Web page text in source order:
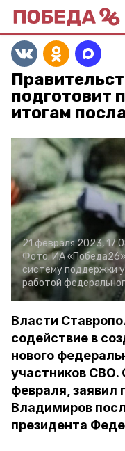
подготовит
итогам
21 февраля 2023,
Фото:ИА
систему поддержки
работой
Власти
содействие в
нового
участников СВО.
февраля, заявил
Владимиров
президента